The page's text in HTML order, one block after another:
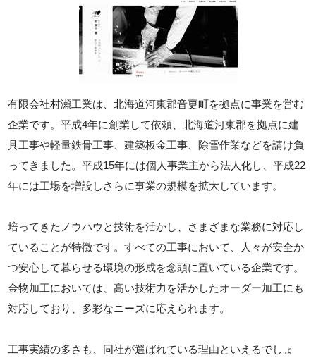
有限会社村瀬工業は、北海道河東郡音更町を拠点に事業を営む
企業です。平成4年に創業して依頼、北海道河東郡を拠点に建
具工事や軽量鉄骨工事、建築板金工事、除雪作業などを請け負
ってきました。平成15年には個人事業主から法人化し、平成22
年には工場を増設しさらに事業の規模を拡大しています。
培ってきたノウハウと技術を活かし、さまざまな業務に対応し
ていることが特徴です。すべての工事において、人々が安全か
つ安心して暮らせる環境の形成を念頭に置いている企業です。
金物加工においては、高い技術力を活かしたオーダー加工にも
対応しており、多彩なニーズに応えられます。
工事実績の多さも、同社が選ばれている理由といえるでしょ